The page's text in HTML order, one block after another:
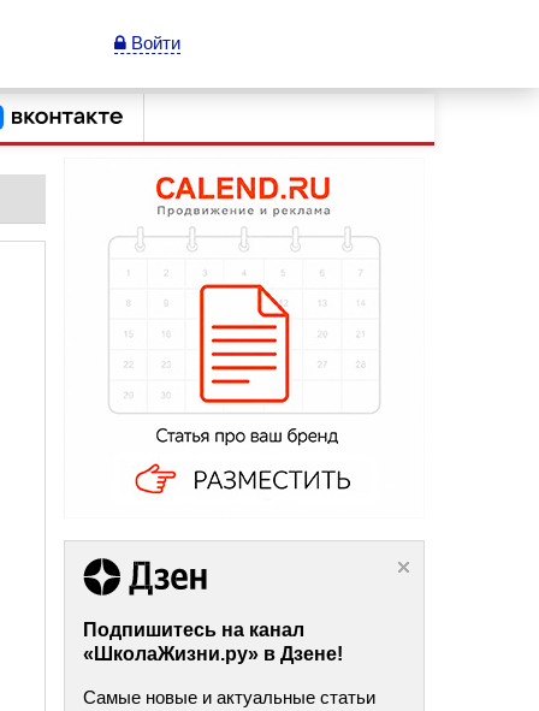
Войти
Подпишитесь на канал
«ШколаЖизни.ру» в Дзене!
Самые новые и актуальные статьи